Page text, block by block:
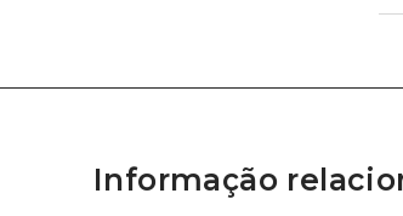
Informação